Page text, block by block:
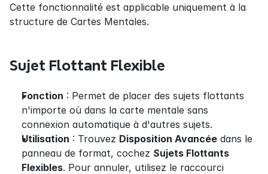
Cette fonctionnalité est applicable uniquement à la
structure de Cartes Mentales.
Sujet Flottant Flexible
Fonction : Permet de placer des sujets flottants
n'importe où dans la carte mentale sans
connexion automatique à d'autres sujets.
Utilisation : Trouvez Disposition Avancée dans le
panneau de format, cochez Sujets Flottants
Flexibles